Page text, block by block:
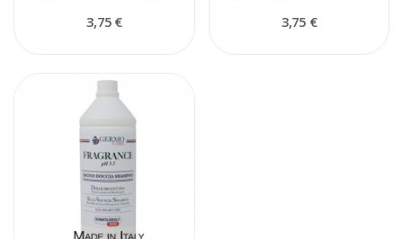
3,75 € 3,75 €